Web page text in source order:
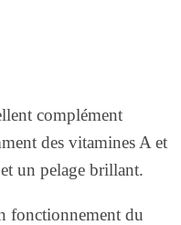
complément
des vitamines A et
un pelage brillant.
fonctionnement du